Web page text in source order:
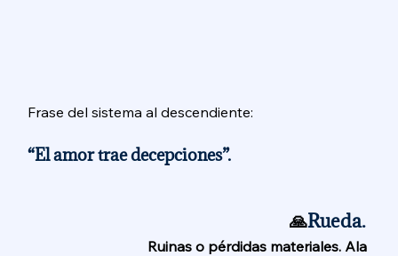
Frase del sistema al descendiente:
“El amor trae decepciones”.
🙏Rueda.
Ruinas o pérdidas materiales. Ala